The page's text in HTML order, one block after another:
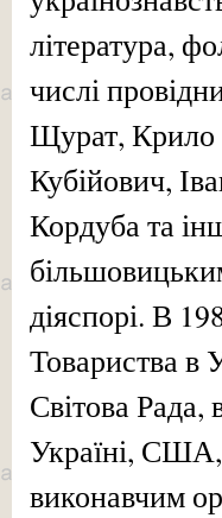
література,
числі
Щурат, Крило
Кубійович,
Кордуба та
діяспорі. В
Товариства в
Світова
Україні, США,
виконавчим